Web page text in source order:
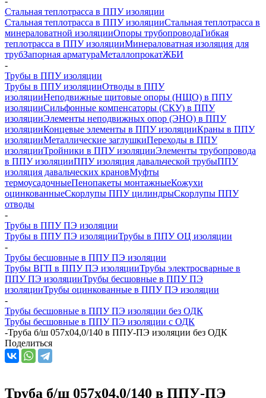
Стальная теплотрасса в ППУ изоляции
Стальная теплотрасса в ППУ изоляцииСтальная теплотрасса в
минераловатной изоляцииОпоры трубопроводаГибкая
теплотрасса в ППУ изоляцииМинераловатная изоляция для
трубЗапорная арматураМеталлопрокатЖБИ
-
Трубы в ППУ изоляции
Трубы в ППУ изоляцииОтводы в ППУ
изоляцииНеподвижные щитовые опоры (НЩО) в ППУ
изоляцииCильфонные компенсаторы (СКУ) в ППУ
изоляцииЭлементы неподвижных опор (ЭНО) в ППУ
изоляцииКонцевые элементы в ППУ изоляцииКраны в ППУ
изоляцииМеталлические заглушкиПереходы в ППУ
изоляцииТройники в ППУ изоляцииЭлементы трубопровода
в ППУ изоляцииППУ изоляция давальческой трубыППУ
изоляция давальческих крановМуфты
термоусадочныеПенопакеты монтажныеКожухи
оцинкованныеСкорлупы ППУ цилиндрыСкорлупы ППУ
отводы
-
Трубы в ППУ ПЭ изоляции
Трубы в ППУ ПЭ изоляцииТрубы в ППУ ОЦ изоляции
-
Трубы бесшовные в ППУ ПЭ изоляции
Трубы ВГП в ППУ ПЭ изоляцииТрубы электросварные в
ППУ ПЭ изоляцииТрубы бесшовные в ППУ ПЭ
изоляцииТрубы оцинкованные в ППУ ПЭ изоляции
-
Трубы бесшовные в ППУ ПЭ изоляции без ОДК
Трубы бесшовные в ППУ ПЭ изоляции с ОДК
-Труба б/ш 057х04,0/140 в ППУ-ПЭ изоляции без ОДК
Поделиться
Труба б/ш 057х04,0/140 в ППУ-ПЭ